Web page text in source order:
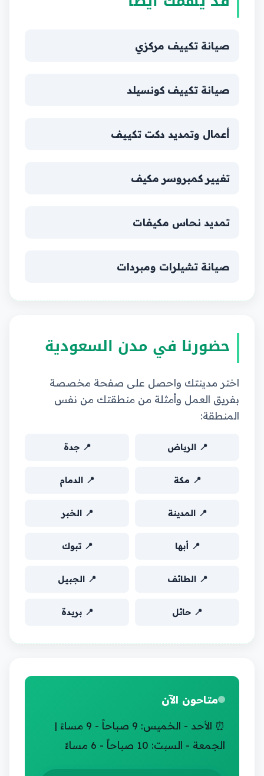
صيانة تكييف مركزي
صيانة تكييف كونسيلد
أعمال وتمديد دكت تكييف
تغيير كمبروسر مكيف
تمديد نحاس مكيفات
صيانة تشيلرات ومبردات
حضورنا في مدن السعودية
اختر مدينتك واحصل على صفحة مخصصة
بفريق العمل وأمثلة من منطقتك من نفس
المنطقة:
📍 الرياض 📍 جدة
📍 مكة 📍 الدمام
📍 المدينة 📍 الخبر
📍 أبها 📍 تبوك
📍 الطائف 📍 الجبيل
📍 حائل 📍 بريدة
متاحون الآن
⏰ الأحد - الخميس: 9 صباحاً - 9 مساءً |
الجمعة - السبت: 10 صباحاً - 6 مساءً